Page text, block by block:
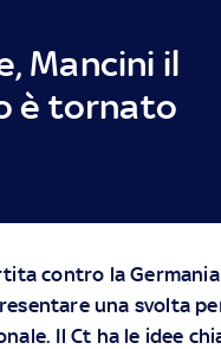
Mancini il
è tornato
contro la
una svolta
Il Ct ha le idee